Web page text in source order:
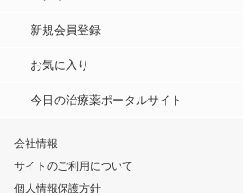
新規会員登録
お気に入り
今日の治療薬ポータルサイト
会社情報
サイトのご利用について
個人情報保護方針